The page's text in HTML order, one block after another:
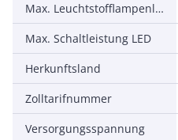
Max. Leuchtstofflampenlast (parallel kompensiert)
Max. Schaltleistung LED
Herkunftsland
Zolltarifnummer
Versorgungsspannung